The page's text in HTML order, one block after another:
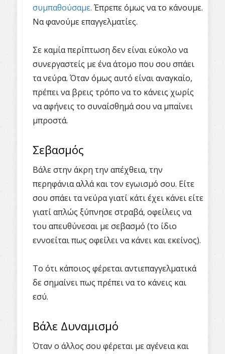
συμπαθούσαμε. Έπρεπε όμως να το κάνουμε.
Να φανούμε επαγγελματίες.
Σε καμία περίπτωση δεν είναι εύκολο να
συνεργαστείς με ένα άτομο που σου σπάει
τα νεύρα. Όταν όμως αυτό είναι αναγκαίο,
πρέπει να βρεις τρόπο να το κάνεις χωρίς
να αφήνεις το συναίσθημά σου να μπαίνει
μπροστά.
Σεβασμός
Βάλε στην άκρη την απέχθεια, την
περηφάνια αλλά και τον εγωισμό σου. Είτε
σου σπάει τα νεύρα γιατί κάτι έχει κάνει είτε
γιατί απλώς ξύπνησε στραβά, οφείλεις να
του απευθύνεσαι με σεβασμό (το ίδιο
εννοείται πως οφείλει να κάνει και εκείνος).
Το ότι κάποιος φέρεται αντιεπαγγελματικά
δε σημαίνει πως πρέπει να το κάνεις και
εσύ.
Βάλε Δυναμισμό
Όταν ο άλλος σου φέρεται με αγένεια και